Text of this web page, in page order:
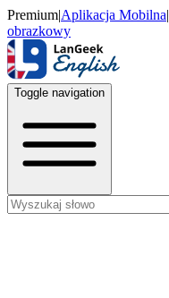
Premium|Aplikacja Mobilna|
obrazkowy
Toggle navigation